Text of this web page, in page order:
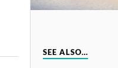
SEE ALSO…